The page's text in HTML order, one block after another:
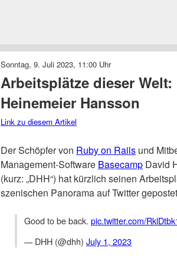
Sonntag, 9. Juli 2023, 11:00 Uhr
Arbeitsplätze dieser Welt:
Heinemeier Hansson
Link zu diesem Artikel
Der Schöpfer von Ruby on Rails und
Management-Software Basecamp David
(kurz: „DHH“) hat kürzlich seinen
szenischen Panorama auf Twitter
Good to be back. pic.twitter.com/
— DHH (@dhh) July 1, 2023